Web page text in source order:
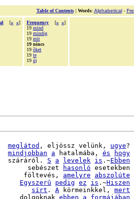
Table of Contents| Words: Alphabetical-
[« »]
Frequency [« »]
19 mind
19 mindig
19 mit
19 nincs
19 õket
19 te
19 új
meglátod , eljössz velünk, ugye?
mindjobban a hatalmába, és
hogy
|  száráról. S a levelek is .~Ebben
|       sebészet hasonló esetekben
|      föltevés, amelyre
abszolúte
Egyszerû pedig ez is .~Hiszen
sírt . A körmeinkkel, mert
|     dolgoknak ebben a
formájában